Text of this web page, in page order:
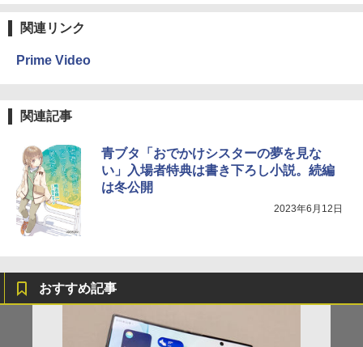
関連リンク
Prime Video
関連記事
青ブタ「おでかけシスターの夢を見な
い」入場者特典は書き下ろし小説。続編
は冬公開
2023年6月12日
おすすめ記事